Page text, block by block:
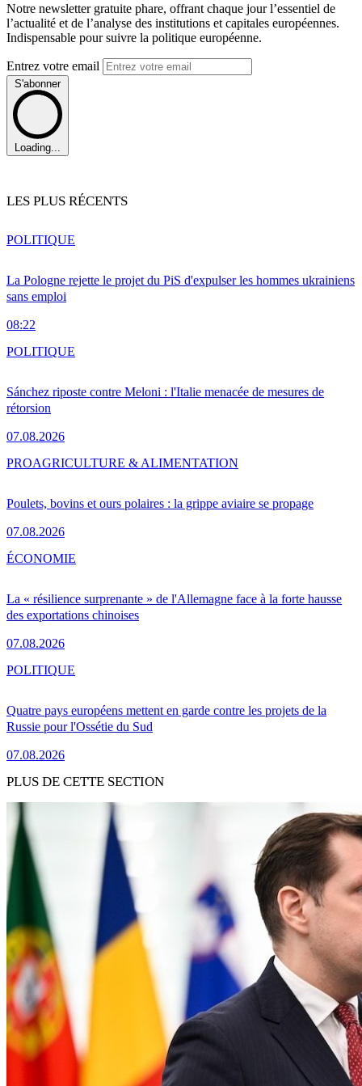
Notre newsletter gratuite phare, offrant chaque jour l’essentiel de
l’actualité et de l’analyse des institutions et capitales européennes.
Indispensable pour suivre la politique européenne.
Entrez votre email
S'abonner
Loading...
LES PLUS RÉCENTS
La Pologne rejette le projet du PiS d'expulser les hommes ukrainiens
sans emploi
08:22
POLITIQUE
Sánchez riposte contre Meloni : l'Italie menacée de mesures de
rétorsion
07.08.2026
POLITIQUE
Poulets, bovins et ours polaires : la grippe aviaire se propage
07.08.2026
PROAGRICULTURE & ALIMENTATION
La « résilience surprenante » de l'Allemagne face à la forte hausse
des exportations chinoises
07.08.2026
ÉCONOMIE
Quatre pays européens mettent en garde contre les projets de la
Russie pour l'Ossétie du Sud
07.08.2026
POLITIQUE
PLUS DE CETTE SECTION